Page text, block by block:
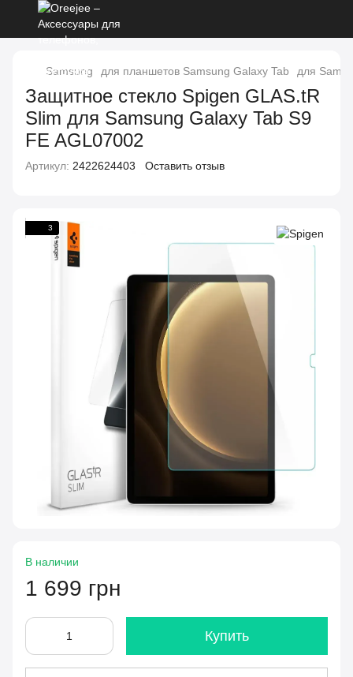
Samsung для планшетов Samsung Galaxy Tab для
Защитное стекло Spigen GLAS.tR
Slim для Samsung Galaxy Tab S9
FE AGL07002
Артикул: 2422624403 Оставить отзыв
3
В наличии
1 699 грн
Купить